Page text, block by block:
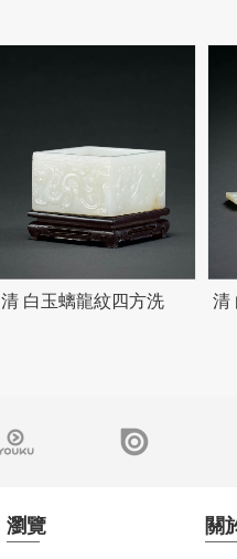
清 白玉螭龍紋四方洗 清
瀏覽 關